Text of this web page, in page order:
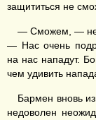
защититься не
— Сможем, — не
— Нас очень
на нас нападут.
чем удивить
Бармен вновь
недоволен